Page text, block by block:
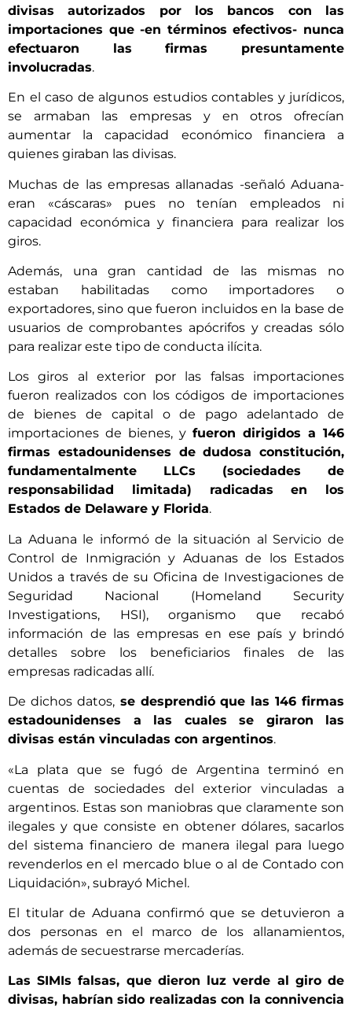
divisas autorizados por los bancos con las
importaciones que -en términos efectivos- nunca
efectuaron las firmas presuntamente
involucradas.
En el caso de algunos estudios contables y jurídicos,
se armaban las empresas y en otros ofrecían
aumentar la capacidad económico financiera a
quienes giraban las divisas.
Muchas de las empresas allanadas -señaló Aduana-
eran «cáscaras» pues no tenían empleados ni
capacidad económica y financiera para realizar los
giros.
Además, una gran cantidad de las mismas no
estaban habilitadas como importadores o
exportadores, sino que fueron incluidos en la base de
usuarios de comprobantes apócrifos y creadas sólo
para realizar este tipo de conducta ilícita.
Los giros al exterior por las falsas importaciones
fueron realizados con los códigos de importaciones
de bienes de capital o de pago adelantado de
importaciones de bienes, y fueron dirigidos a 146
firmas estadounidenses de dudosa constitución,
fundamentalmente LLCs (sociedades de
responsabilidad limitada) radicadas en los
Estados de Delaware y Florida.
La Aduana le informó de la situación al Servicio de
Control de Inmigración y Aduanas de los Estados
Unidos a través de su Oficina de Investigaciones de
Seguridad Nacional (Homeland Security
Investigations, HSI), organismo que recabó
información de las empresas en ese país y brindó
detalles sobre los beneficiarios finales de las
empresas radicadas allí.
De dichos datos,se desprendió que las 146 firmas
estadounidenses a las cuales se giraron las
divisas están vinculadas con argentinos.
«La plata que se fugó de Argentina terminó en
cuentas de sociedades del exterior vinculadas a
argentinos. Estas son maniobras que claramente son
ilegales y que consiste en obtener dólares, sacarlos
del sistema financiero de manera ilegal para luego
revenderlos en el mercado blue o al de Contado con
Liquidación», subrayó Michel.
El titular de Aduana confirmó que se detuvieron a
dos personas en el marco de los allanamientos,
además de secuestrarse mercaderías.
Las SIMIs falsas, que dieron luz verde al giro de
divisas, habrían sido realizadas con la connivencia